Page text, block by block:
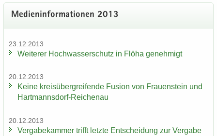
Me­di­en­in­for­ma­tio­nen 2013
23.12.2013
Wei­te­rer Hoch­was­ser­schutz in Flöha ge­neh­migt
20.12.2013
Keine kreis­über­grei­fen­de Fu­si­on von Frau­en­stein und
Hartmannsdorf-​Reichenau
20.12.2013
Ver­ga­be­kam­mer trifft letz­te Ent­schei­dung zur Ver­ga­be